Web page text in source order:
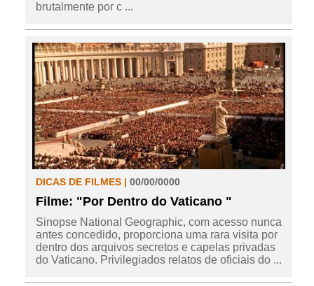
brutalmente por c ...
DICAS DE FILMES | 00/00/0000
Filme: "Por Dentro do Vaticano "
Sinopse National Geographic, com acesso nunca
antes concedido, proporciona uma rara visita por
dentro dos arquivos secretos e capelas privadas
do Vaticano. Privilegiados relatos de oficiais do ...